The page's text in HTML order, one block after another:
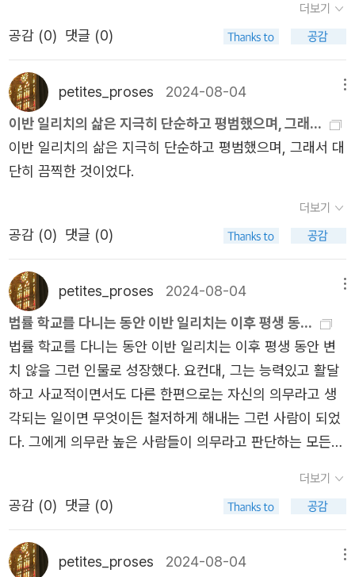
기분이 나쁜 거지? 무엇이 그토록 두려운 거지?> '나를 두려
워하는 거지.' 죽음이 들릴락 말락 한 목소리로 대답했다. '내
죽음이 오고 있어, 바로 여기 와 있어. 하지만 그래선 안 돼.
실제로 죽음이 코앞에 찾아온다고 해도, 그때와 같은 공포는
두 번 다시 경험하지 못할 것이다. 이제 나는 죽음을 두려워
하지 않지만, 당시에는 다가오는 죽음이 눈에 보이는 것 같
그것이 와서는 안 된다는 생각이 들었다. 내 전 존재가 나는
살아야 한다고, 그럴 권리가 있다고 외치면서 동시에 점점
더 강렬하게 죽음을 체감하고 있었다. 내면에서 일어나는 바
로 이러한 분열이 가장 끔찍했다. 나는 안간힘을 다해 공포
를 떨쳐 버리려 했다. 청동 촛대에 타다 남은 양초가 꽂혀 있
는 게 보이기에 불을 붙였다. 붉게 타오르는 불꽃과 촛대보
다 작은 양초 토막은 여전히 같은 것을 말해 주고 있었다. 삶
에는 아무것도 없고 오로지 죽음만이 있을 뿐이다. ​(…) 내가
점점 죽어 가고 있다는 생각이 너무나 끔찍해서 아무것도 할
수 없었다. 자는 수밖에 없었다. 나는 자리에 누웠다. 그러나
눕자마자 공포가 엄습해 와 벌떡 일어났다. 메스꺼움, 정신
적인 메스꺼움, 토하기 직전의 뉘엿거림 같은 일종의 정신적
인 메스꺼움이 밀려왔다. 끔찍하고 무서웠다. 죽음이 끔찍한
죽어 가는 삶이었다. 어쩐 일인지 삶과 죽음이 하나로 뒤엉
켰다. 137~138쪽​이런 일을 두 번 정도 겪고 난 그는 자신의
생각했다. 그러나 만약 자신에 대한 저항이나 투정 등을 마
주하게 되면 그는 즉시 자신만의 고립된 일의 세계로 달아나
더보기
공감 (0) 댓글 (0)
petites_proses 2024-08-04
이반 일리치의 삶은 지극히 단순하고 평범했으며, 그래...
이반 일리치의 삶은 지극히 단순하고 평범했으며, 그래서 대
단히 끔찍한 것이었다.
더보기
공감 (0) 댓글 (0)
petites_proses 2024-08-04
법률 학교를 다니는 동안 이반 일리치는 이후 평생 동...
법률 학교를 다니는 동안 이반 일리치는 이후 평생 동안 변
치 않을 그런 인물로 성장했다. 요컨대, 그는 능력있고 활달
하고 사교적이면서도 다른 한편으로는 자신의 의무라고 생
각되는 일이면 무엇이든 철저하게 해내는 그런 사람이 되었
다. 그에게 의무란 높은 사람들이 의무라고 판단하는 모든
더보기
공감 (0) 댓글 (0)
petites_proses 2024-08-04